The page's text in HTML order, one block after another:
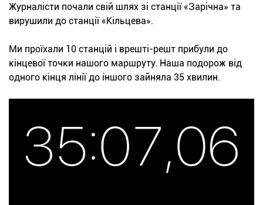
Журналісти почали свій шлях зі станції «Зарічна» та
вирушили до станції «Кільцева».
Ми проїхали 10 станцій і врешті-решт прибули до
кінцевої точки нашого маршруту. Наша подорож від
одного кінця лінії до іншого зайняла 35 хвилин.